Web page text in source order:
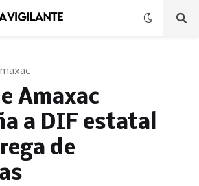
Amaxac
a DIF estatal
de